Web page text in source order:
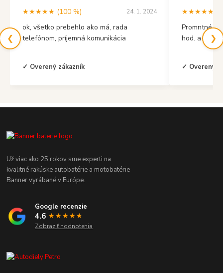
❮
★★★★★ (100 %) 24. 1. 2024
ok, všetko prebehlo ako má, rada
telefónom, príjemná komunikácia
✓ Overený zákazník
★★★★★
Promntné
hod. a mal
✓ Overený
❯
Už viac ako 25 rokov sme experti na
kvalitné rakúske autobatérie a motobatérie
Banner vyrábané v Európe.
Google recenzie
4.6 ★★★★★
★
Zobraziť hodnotenia